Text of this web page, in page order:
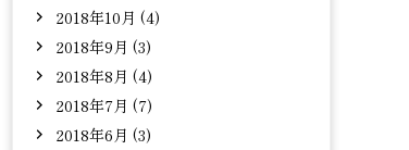
2018年10月 (4)
2018年9月 (3)
2018年8月 (4)
2018年7月 (7)
2018年6月 (3)